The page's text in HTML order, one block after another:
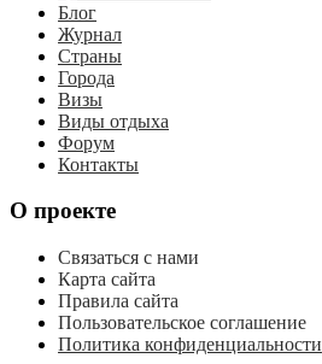
Блог
Журнал
Страны
Города
Визы
Виды отдыха
Форум
Контакты
О проекте
Связаться с нами
Карта сайта
Правила сайта
Пользовательское соглашение
Политика конфиденциальности